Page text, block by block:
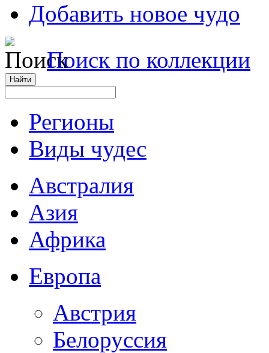
Добавить новое чудо
Поиск по коллекции
Регионы
Виды чудес
Австралия
Азия
Африка
Европа
Австрия
Белоруссия